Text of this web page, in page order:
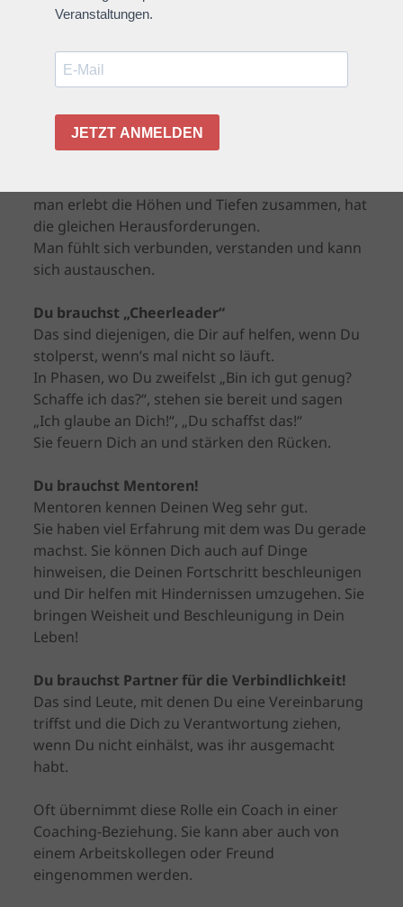
Wen brauchst Du in deiner Support-Crew?
Du brauchst„Spielkameraden“!
Leute, die gerade was ähnliches durchmachen
und ähnliche Ziele haben. Andere, die für einen
Triathlon trainieren zum Beispiel oder
man erlebt die Höhen und Tiefen zusammen, hat
die gleichen Herausforderungen.
Man fühlt sich verbunden, verstanden und kann
sich austauschen.
Du brauchst „Cheerleader“
Das sind diejenigen, die Dir auf helfen, wenn Du
stolperst, wenn’s mal nicht so läuft.
In Phasen, wo Du zweifelst „Bin ich gut genug?
Schaffe ich das?“, stehen sie bereit und sagen
„Ich glaube an Dich!“, „Du schaffst das!“
Sie feuern Dich an und stärken den Rücken.
Du brauchst Mentoren!
Mentoren kennen Deinen Weg sehr gut.
Sie haben viel Erfahrung mit dem was Du gerade
machst. Sie können Dich auch auf Dinge
hinweisen, die Deinen Fortschritt beschleunigen
und Dir helfen mit Hindernissen umzugehen. Sie
bringen Weisheit und Beschleunigung in Dein
Leben!
Du brauchst Partner für die Verbindlichkeit!
Das sind Leute, mit denen Du eine Vereinbarung
triffst und die Dich zu Verantwortung ziehen,
wenn Du nicht einhälst, was ihr ausgemacht
habt.
Oft übernimmt diese Rolle ein Coach in einer
Coaching-Beziehung. Sie kann aber auch von
einem Arbeitskollegen oder Freund
eingenommen werden.